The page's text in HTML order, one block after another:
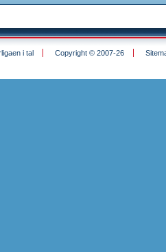
i tal Copyright © 2007-26